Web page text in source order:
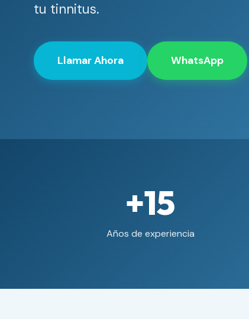
tu tinnitus.
Llamar Ahora WhatsApp
+15
Años de experiencia